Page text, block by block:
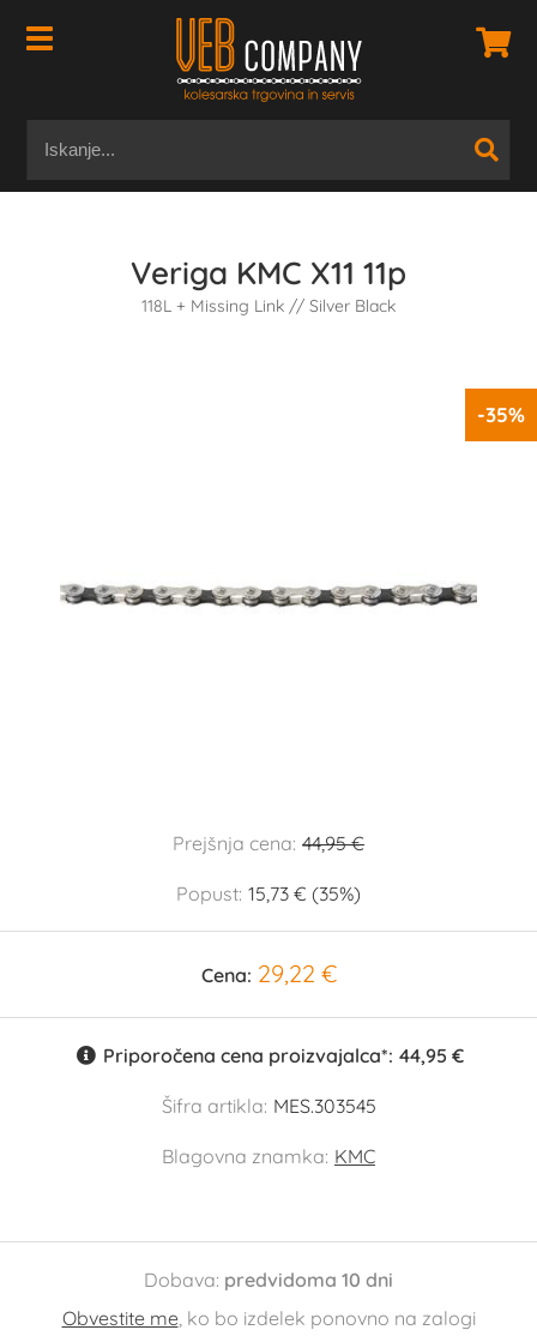
Veriga KMC X11 11p
118L + Missing Link // Silver Black
-35%
Prejšnja cena: 44,95 €
Popust: 15,73 € (35%)
Cena: 29,22 €
Priporočena cena proizvajalca*: 44,95 €
Šifra artikla: MES.303545
Blagovna znamka: KMC
Dobava: predvidoma 10 dni
Obvestite me, ko bo izdelek ponovno na zalogi